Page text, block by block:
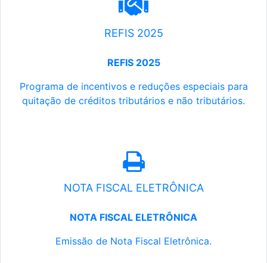
REFIS 2025
REFIS 2025
Programa de incentivos e reduções especiais para
quitação de créditos tributários e não tributários.
NOTA FISCAL ELETRÔNICA
NOTA FISCAL ELETRÔNICA
Emissão de Nota Fiscal Eletrônica.